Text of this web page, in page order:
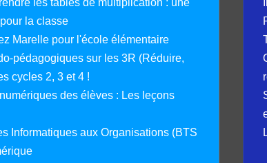
les tables de multiplication : une
la classe
Marelle pour l'école élémentaire
pédagogiques sur les 3R (Réduire,
cycles 2, 3 et 4 !
des élèves : Les leçons
Informatiques aux Organisations (BTS